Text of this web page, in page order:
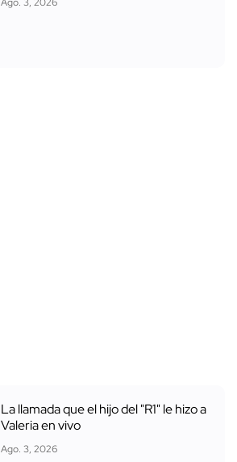
Ago. 3, 2026
La llamada que el hijo del "R1" le hizo a
Valeria en vivo
Ago. 3, 2026